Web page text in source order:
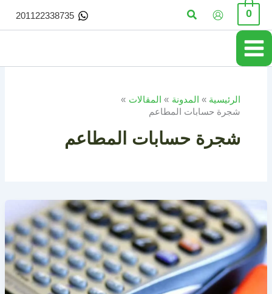
تخطي
المحتوى
0 البحث 201122338735
الرئيسية المدونة
المقالات
شجرة حسابات المطاعم
شجرة حسابات المطاعم